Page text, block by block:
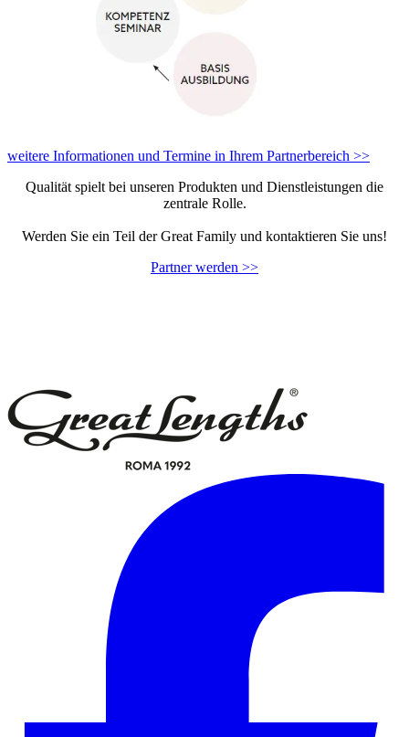
weitere Informationen und Termine in Ihrem Partnerbereich >>
Qualität spielt bei unseren Produkten und Dienstleistungen die
zentrale Rolle.
Werden Sie ein Teil der Great Family und kontaktieren Sie uns!
Partner werden >>